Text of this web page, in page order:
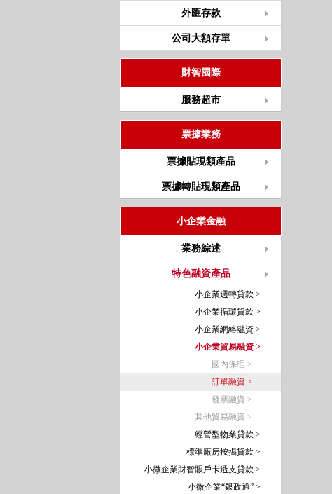
外匯存款
公司大額存單
財智國際
服務超市
票據業務
票據貼現類產品
票據轉貼現類產品
小企業金融
業務綜述
特色融資產品
小企業週轉貸款 >
小企業循環貸款 >
小企業網絡融資 >
小企業貿易融資 >
國內保理 >
訂單融資 >
發票融資 >
其他貿易融資 >
經營型物業貸款 >
標準廠房按揭貸款 >
小微企業財智賬戶卡透支貸款 >
小微企業“銀政通” >